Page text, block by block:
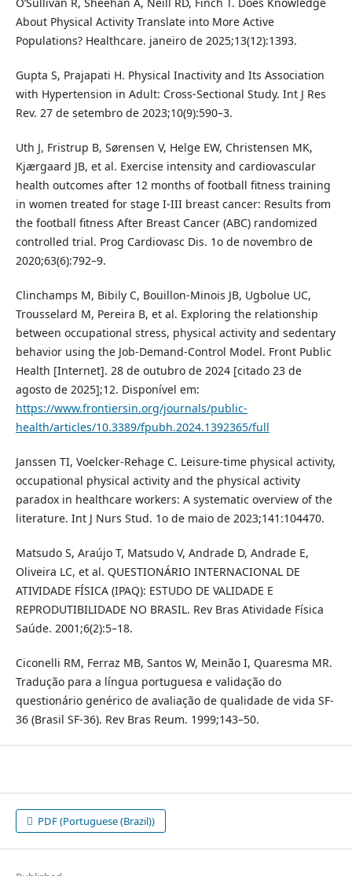
About Physical Activity Translate into More Active
Populations? Healthcare. janeiro de 2025;13(12):1393.
Gupta S, Prajapati H. Physical Inactivity and Its Association
with Hypertension in Adult: Cross-Sectional Study. Int J Res
Rev. 27 de setembro de 2023;10(9):590–3.
Uth J, Fristrup B, Sørensen V, Helge EW, Christensen MK,
Kjærgaard JB, et al. Exercise intensity and cardiovascular
health outcomes after 12 months of football fitness training
in women treated for stage I-III breast cancer: Results from
the football fitness After Breast Cancer (ABC) randomized
controlled trial. Prog Cardiovasc Dis. 1o de novembro de
2020;63(6):792–9.
Clinchamps M, Bibily C, Bouillon-Minois JB, Ugbolue UC,
Trousselard M, Pereira B, et al. Exploring the relationship
between occupational stress, physical activity and sedentary
behavior using the Job-Demand-Control Model. Front Public
Health [Internet]. 28 de outubro de 2024 [citado 23 de
agosto de 2025];12. Disponível em:
https://www.frontiersin.org/journals/public-
health/articles/10.3389/fpubh.2024.1392365/full
Janssen TI, Voelcker-Rehage C. Leisure-time physical activity,
occupational physical activity and the physical activity
paradox in healthcare workers: A systematic overview of the
literature. Int J Nurs Stud. 1o de maio de 2023;141:104470.
Matsudo S, Araújo T, Matsudo V, Andrade D, Andrade E,
Oliveira LC, et al. QUESTIONÁRIO INTERNACIONAL DE
ATIVIDADE FÍSICA (IPAQ): ESTUDO DE VALIDADE E
REPRODUTIBILIDADE NO BRASIL. Rev Bras Atividade Física
Saúde. 2001;6(2):5–18.
Ciconelli RM, Ferraz MB, Santos W, Meinão I, Quaresma MR.
Tradução para a língua portuguesa e validação do
questionário genérico de avaliação de qualidade de vida SF-
36 (Brasil SF-36). Rev Bras Reum. 1999;143–50.
PDF (Portuguese (Brazil))